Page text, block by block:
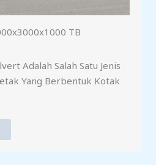
TB
Adalah Salah Satu Jenis
Yang Berbentuk Kotak